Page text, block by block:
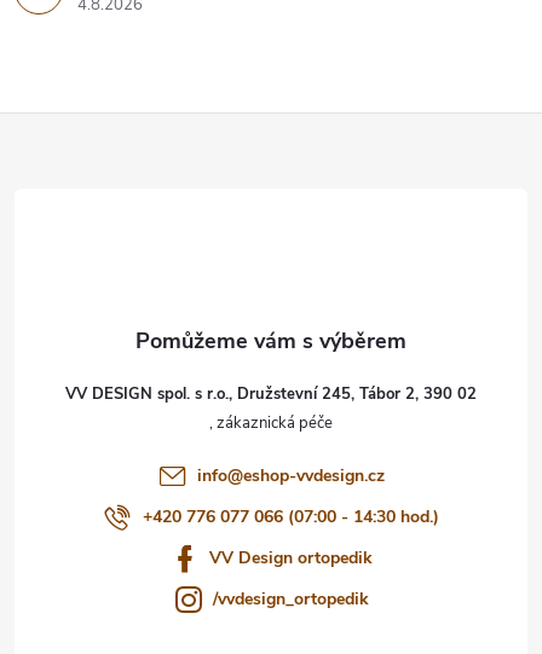
4.8.2026
VV DESIGN spol. s r.o., Družstevní 245, Tábor 2, 390 02
info@eshop-vvdesign.cz
+420 776 077 066 (07:00 - 14:30 hod.)
VV Design ortopedik
/vvdesign_ortopedik